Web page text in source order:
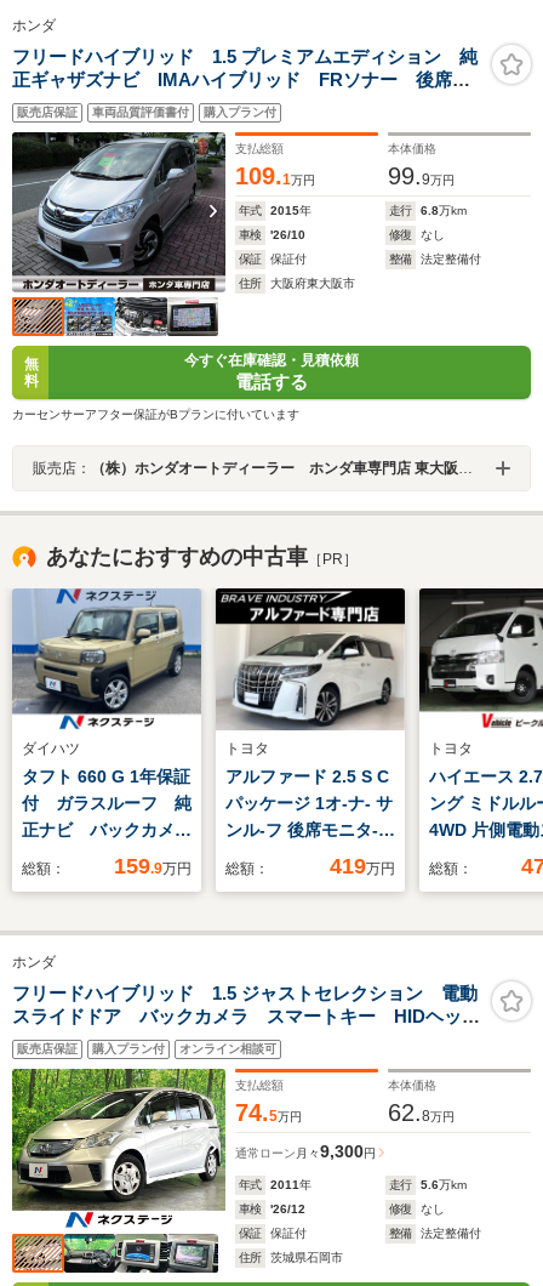
ホンダ
フリードハイブリッド 1.5 プレミアムエディション 純
正ギャザズナビ IMAハイブリッド FRソナー 後席モ
ニター 両側パワースライドドア スマートキー2個
ETC HIDオートライト ハーフレザーシート バックカ
メラ フルセグTV DVD オートクルーズ 7人乗り
販売店保証 車両品質評価書付 購入プラン付
支払総額
109.1万円
本体価格
99.9万円
年式 2015年 走行 6.8万km
車検
'26/10 修復
なし
保証
保証付 整備
法定整備付
住所
大阪府東大阪市
無
料
今すぐ在庫確認・見積依頼
電話する
カーセンサーアフター保証がBプランに付いています
販売店： （株）ホンダオートディーラー ホンダ車専門店 東大阪本社
あなたにおすすめの中古車 ［PR］
ダイハツ
タフト 660 G 1年保証
付 ガラスルーフ 純
正ナビ バックカメ
ラ 衝突被害軽減シス
15インチアルミ オ
ートライト オートエ
アコン Bluetooth
CD DVD再生
総額： 159.9万円
トヨタ
アルファード 2.5 S C
パッケージ 1オ-ナ- サ
ンル-フ 後席モニタ-
BSM Dミラ- 3眼
プレイオーディオ 両
パワーバックドア
ETC 純正18AW
総額： 419万円
トヨタ
ハイエース
ング ミドルル
4WD 片側電
総額：
ホンダ
フリードハイブリッド 1.5 ジャストセレクション 電動
スライドドア バックカメラ スマートキー HIDヘッ
ド ビルトインETC クルコン オートライト オート
エアコン CD DVD再生 地デジ
販売店保証 購入プラン付 オンライン相談可
支払総額
74.5万円
本体価格
62.8万円
通常ローン 月々9,300円
年式 2011年 走行 5.6万km
車検
'26/12 修復
なし
保証
保証付 整備
法定整備付
住所
茨城県石岡市